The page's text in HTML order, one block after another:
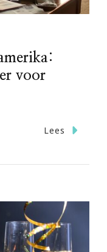
voor
Lees